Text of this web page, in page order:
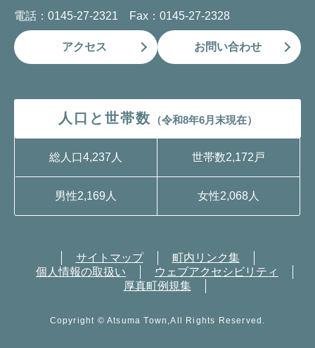
電話：0145-27-2321 Fax：0145-27-2328
アクセス お問い合わせ
人口と世帯数 （令和8年6月末現在）
総人口4,237人 世帯数2,172戸
男性2,169人 女性2,068人
サイトマップ
町内リンク集
個人情報の取扱い
ウェブアクセシビリティ
厚真町例規集
Copyright © Atsuma Town,All Rights Reserved.